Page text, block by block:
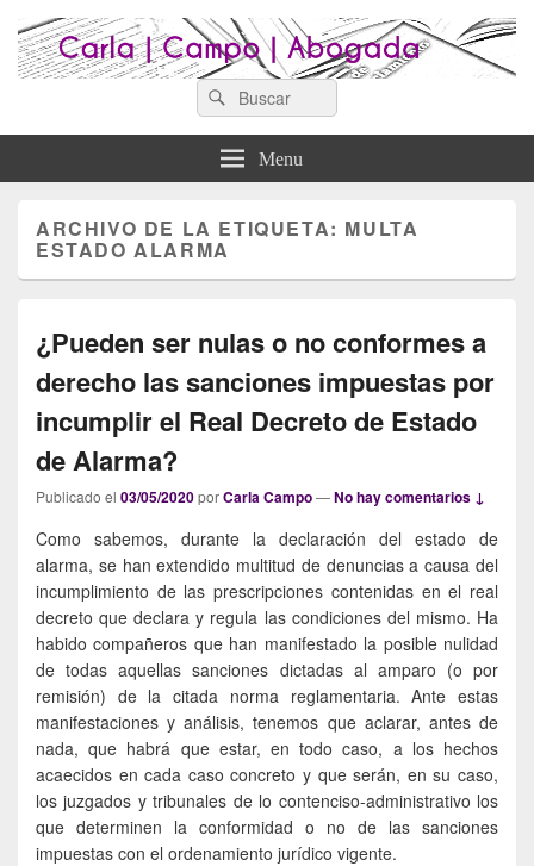
Abogados Lugo : Carla Campo
Abogada
Search
for:
Menu
ARCHIVO DE LA ETIQUETA: MULTA
ESTADO ALARMA
¿Pueden ser nulas o no conformes a
derecho las sanciones impuestas por
incumplir el Real Decreto de Estado
de Alarma?
Publicado el 03/05/2020porCarla Campo—No hay comentarios ↓
Como sabemos, durante la declaración del estado de
alarma, se han extendido multitud de denuncias a causa del
incumplimiento de las prescripciones contenidas en el real
decreto que declara y regula las condiciones del mismo. Ha
habido compañeros que han manifestado la posible nulidad
de todas aquellas sanciones dictadas al amparo (o por
remisión) de la citada norma reglamentaria. Ante estas
manifestaciones y análisis, tenemos que aclarar, antes de
nada, que habrá que estar, en todo caso, a los hechos
acaecidos en cada caso concreto y que serán, en su caso,
los juzgados y tribunales de lo contenciso-administrativo los
que determinen la conformidad o no de las sanciones
impuestas con el ordenamiento jurídico vigente.